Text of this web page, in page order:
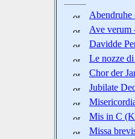
Ave verum
Davidde
Le nozze
Chor der
Jubilate
Mis in C
Missa